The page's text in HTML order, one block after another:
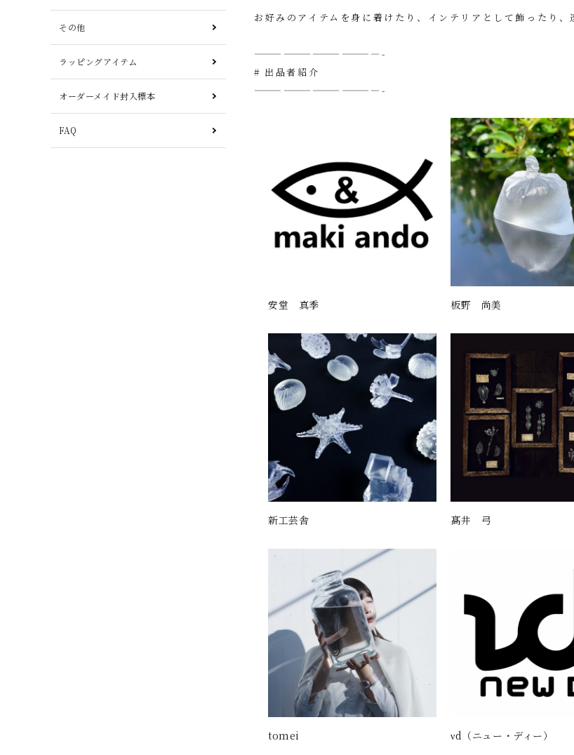
お好みのアイテムを身に着けたり、インテリアとして飾ったり、
—————————————-
# 出品者紹介
—————————————-
安堂 真季 板野 尚美
新工芸舎 髙井 弓
tomei νd（ニュー・ディー）
その他
ラッピングアイテム
オーダーメイド封入標本
FAQ